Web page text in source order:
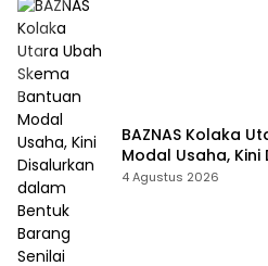
BAZNAS Kolaka
Modal Usaha,
Barang Senilai
4 Agustus 2026